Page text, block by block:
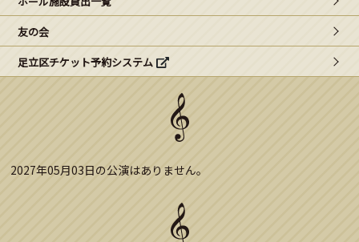
Gがくえん
ブランドからのお知らせ
友の会
足立区チケット予約システム
2027年05月03日の公演はありません。